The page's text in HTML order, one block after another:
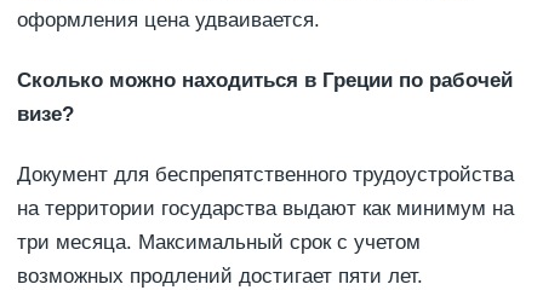
оформления цена удваивается.
Сколько можно находиться в Греции по рабочей
визе?
Документ для беспрепятственного трудоустройства
на территории государства выдают как минимум на
три месяца. Максимальный срок с учетом
возможных продлений достигает пяти лет.